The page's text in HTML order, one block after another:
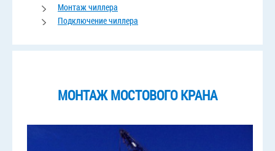
Монтаж чиллера
Подключение чиллера
МОНТАЖ МОСТОВОГО КРАНА